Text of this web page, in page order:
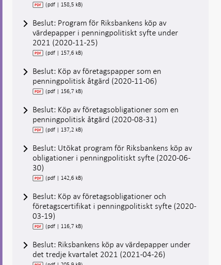
(pdf | 158,5 kB)
Beslut: Program för Riksbankens köp av
värdepapper i penningpolitiskt syfte under
2021 (2020-11-25)
(pdf | 157,6 kB)
Beslut: Köp av företagspapper som en
penningpolitisk åtgärd (2020-11-06)
(pdf | 156,7 kB)
Beslut: Köp av företagsobligationer som en
penningpolitisk åtgärd (2020-08-31)
(pdf | 137,2 kB)
Beslut: Utökat program för Riksbankens köp av
obligationer i penningpolitiskt syfte (2020-06-
30)
(pdf | 142,6 kB)
Beslut: Köp av företagsobligationer och
företagscertifikat i penningpolitiskt syfte (2020-
03-19)
(pdf | 116,7 kB)
Beslut: Riksbankens köp av värdepapper under
det tredje kvartalet 2021 (2021-04-26)